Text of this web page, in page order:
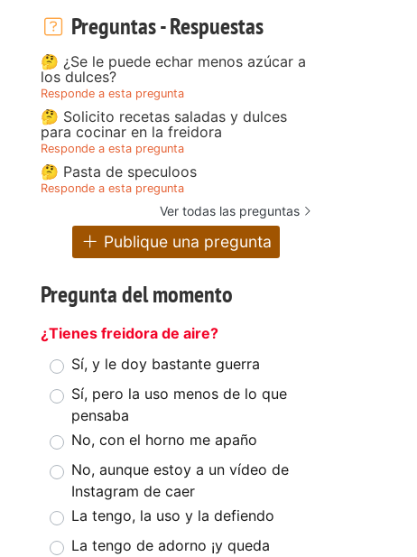
Preguntas - Respuestas
🤔 ¿Se le puede echar menos azúcar a
los dulces?
Responde a esta pregunta
🤔 Solicito recetas saladas y dulces
para cocinar en la freidora
Responde a esta pregunta
🤔 Pasta de speculoos
Responde a esta pregunta
Ver todas las preguntas
Publique una pregunta
Pregunta del momento
¿Tienes freidora de aire?
Sí, y le doy bastante guerra
Sí, pero la uso menos de lo que
pensaba
No, con el horno me apaño
No, aunque estoy a un vídeo de
Instagram de caer
La tengo, la uso y la defiendo
La tengo de adorno ¡y queda